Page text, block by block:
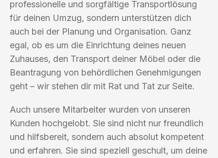
professionelle und sorgfältige Transportlösung
für deinen Umzug, sondern unterstützen dich
auch bei der Planung und Organisation. Ganz
egal, ob es um die Einrichtung deines neuen
Zuhauses, den Transport deiner Möbel oder die
Beantragung von behördlichen Genehmigungen
geht – wir stehen dir mit Rat und Tat zur Seite.
Auch unsere Mitarbeiter wurden von unseren
Kunden hochgelobt. Sie sind nicht nur freundlich
und hilfsbereit, sondern auch absolut kompetent
und erfahren. Sie sind speziell geschult, um deine